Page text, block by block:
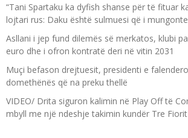
“Tani Spartaku ka dyfish shanse për të fituar
lojtari rus: Daku është sulmuesi që i mungonte
Asllani i jep fund dilemës së merkatos, klubi
euro dhe i ofron kontratë deri në vitin 2031
Muçi befason drejtuesit, presidenti e
domethënës që na preku thellë
VIDEO/ Drita siguron kalimin në Play Off të
mbyll me një ndeshje takimin kundër Tre Fiorit